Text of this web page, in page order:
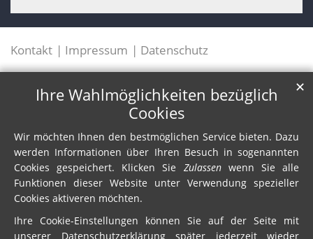
Kontakt Impressum Datenschutz
Ihre Wahlmöglichkeiten bezüglich
Cookies
Wir möchten Ihnen den bestmöglichen Service bieten. Dazu
werden Informationen über Ihren Besuch in sogenannten
Cookies gespeichert. Klicken Sie Zulassenwenn Sie alle
Funktionen dieser Website unter Verwendung spezieller
Cookies aktiveren möchten.
Ihre Cookie-Einstellungen können Sie auf der Seite mit
unserer Datenschutzerklärung später jederzeit wieder
✕